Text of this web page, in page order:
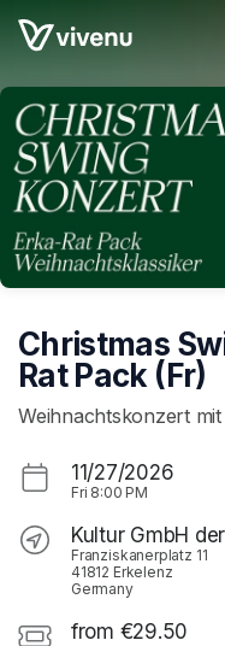
Skip header
Christmas
Rat Pack (Fr)
Weihnachtskonzert
11/27/2026
Fri 8:00 PM
Kultur GmbH
Franziskanerplatz 11
41812 Erkelenz
Germany
from €29.50